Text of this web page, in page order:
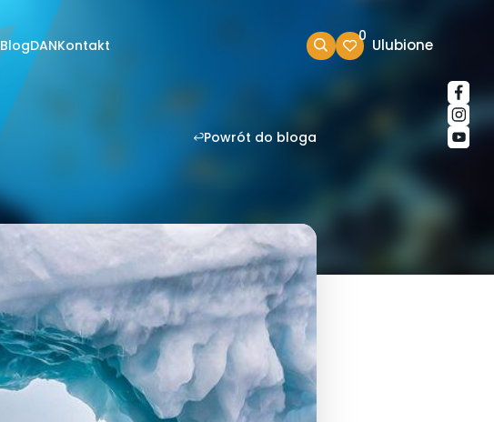
BlogDANKontakt
0
Ulubione
Powrót do bloga